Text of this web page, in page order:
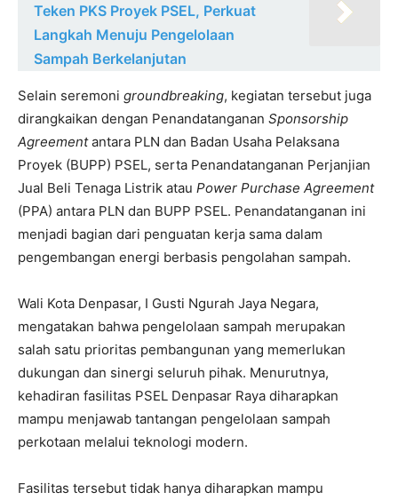
Teken PKS Proyek PSEL, Perkuat
Langkah Menuju Pengelolaan
Sampah Berkelanjutan
Selain seremoni groundbreaking, kegiatan tersebut juga
dirangkaikan dengan Penandatanganan Sponsorship
Agreementantara PLN dan Badan Usaha Pelaksana
Proyek (BUPP) PSEL, serta Penandatanganan Perjanjian
Jual Beli Tenaga Listrik atau Power Purchase Agreement
(PPA) antara PLN dan BUPP PSEL. Penandatanganan ini
menjadi bagian dari penguatan kerja sama dalam
pengembangan energi berbasis pengolahan sampah.
Wali Kota Denpasar, I Gusti Ngurah Jaya Negara,
mengatakan bahwa pengelolaan sampah merupakan
salah satu prioritas pembangunan yang memerlukan
dukungan dan sinergi seluruh pihak. Menurutnya,
kehadiran fasilitas PSEL Denpasar Raya diharapkan
mampu menjawab tantangan pengelolaan sampah
perkotaan melalui teknologi modern.
Fasilitas tersebut tidak hanya diharapkan mampu